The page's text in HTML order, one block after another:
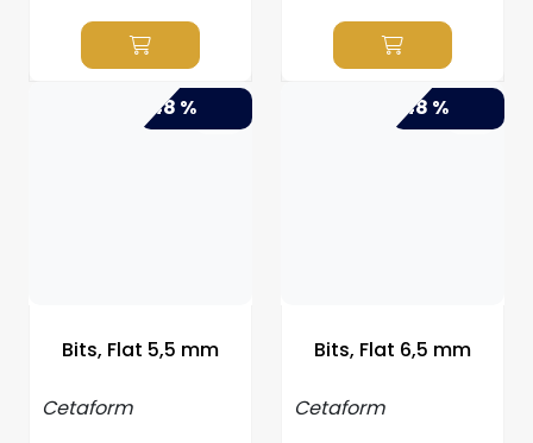
-48 %
Bits, Flat 5,5 mm
Cetaform
-48 %
Bits, Flat 6,5 mm
Cetaform